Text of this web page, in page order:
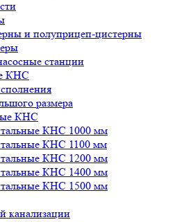
и полуприцеп-цистерны
станции
КНС
размера
КНС
КНС 1000 мм
КНС 1100 мм
КНС 1200 мм
КНС 1400 мм
КНС 1500 мм
канализации